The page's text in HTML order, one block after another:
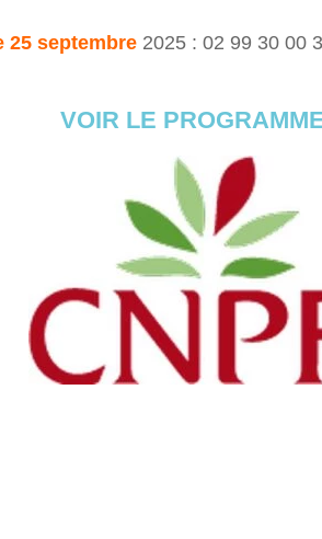
25 septembre 2025 : 02 99 30 00
VOIR LE